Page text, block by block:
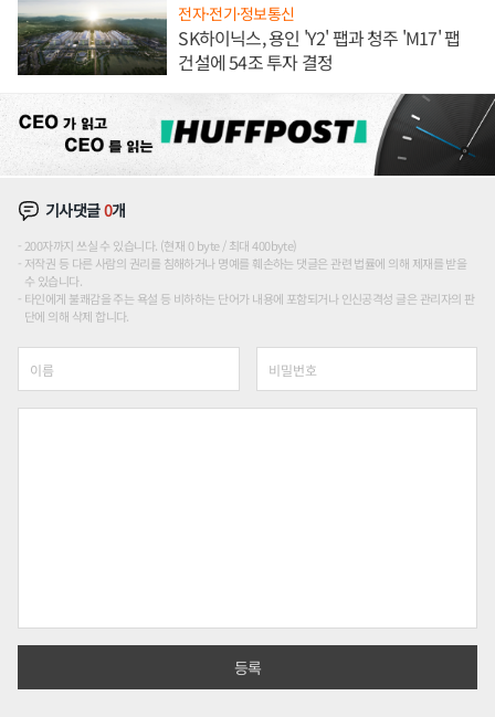
전자·전기·정보통신
SK하이닉스, 용인 'Y2' 팹과 청주 'M17' 팹
건설에 54조 투자 결정
기사댓글0개
200자까지 쓰실 수 있습니다. (현재 0 byte / 최대 400byte)
저작권 등 다른 사람의 권리를 침해하거나 명예를 훼손하는 댓글은 관련 법률에 의해 제재를 받을
수 있습니다.
타인에게 불쾌감을 주는 욕설 등 비하하는 단어가 내용에 포함되거나 인신공격성 글은 관리자의 판
단에 의해 삭제 합니다.